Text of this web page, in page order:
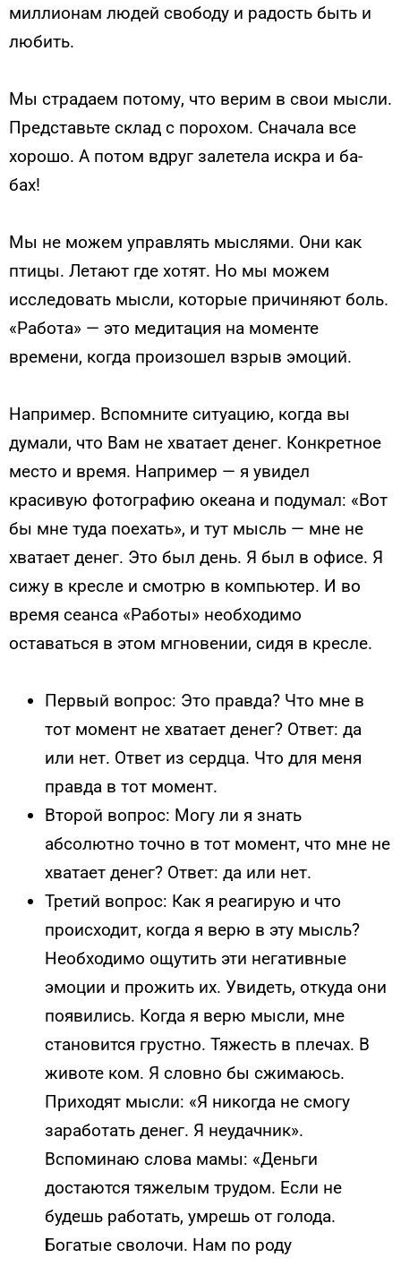
миллионам людей свободу и радость быть и
любить.
Мы страдаем потому, что верим в свои мысли.
Представьте склад с порохом. Сначала все
хорошо. А потом вдруг залетела искра и ба-
бах!
Мы не можем управлять мыслями. Они как
птицы. Летают где хотят. Но мы можем
исследовать мысли, которые причиняют боль.
«Работа» — это медитация на моменте
времени, когда произошел взрыв эмоций.
Например. Вспомните ситуацию, когда вы
думали, что Вам не хватает денег. Конкретное
место и время. Например — я увидел
красивую фотографию океана и подумал: «Вот
бы мне туда поехать», и тут мысль — мне не
хватает денег. Это был день. Я был в офисе. Я
сижу в кресле и смотрю в компьютер. И во
время сеанса «Работы» необходимо
оставаться в этом мгновении, сидя в кресле.
Первый вопрос: Это правда? Что мне в
тот момент не хватает денег? Ответ: да
или нет. Ответ из сердца. Что для меня
правда в тот момент.
Второй вопрос: Могу ли я знать
абсолютно точно в тот момент, что мне не
хватает денег? Ответ: да или нет.
Третий вопрос: Как я реагирую и что
происходит, когда я верю в эту мысль?
Необходимо ощутить эти негативные
эмоции и прожить их. Увидеть, откуда они
появились. Когда я верю мысли, мне
становится грустно. Тяжесть в плечах. В
животе ком. Я словно бы сжимаюсь.
Приходят мысли: «Я никогда не смогу
заработать денег. Я неудачник».
Вспоминаю слова мамы: «Деньги
достаются тяжелым трудом. Если не
будешь работать, умрешь от голода.
Богатые сволочи. Нам по роду